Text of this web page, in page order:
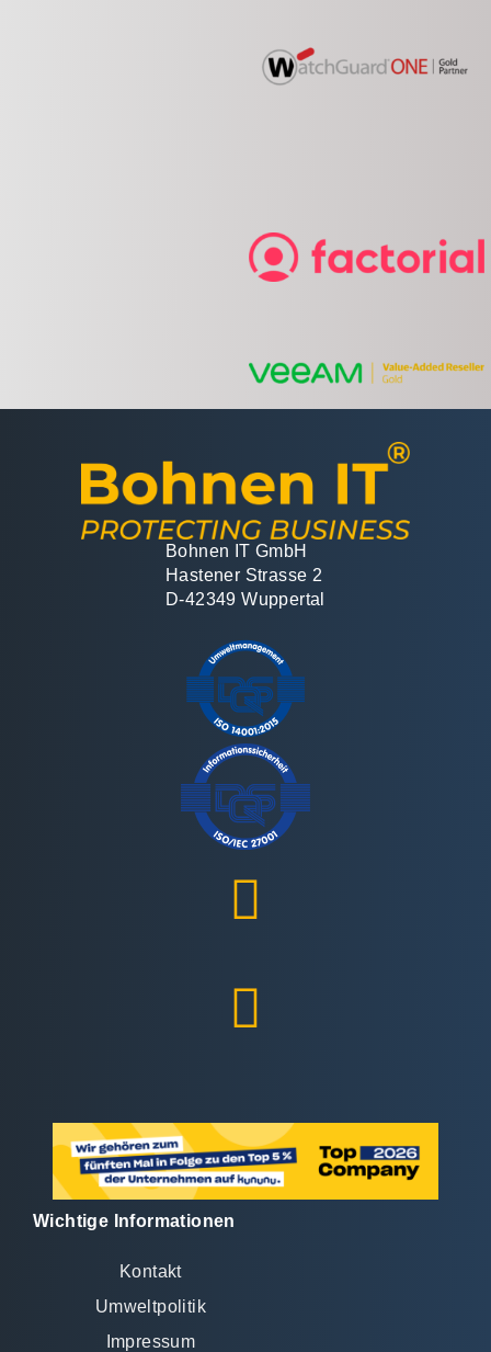
Bohnen IT GmbH
Hastener Strasse 2
D-42349 Wuppertal
Wichtige Informationen
Kontakt
Umweltpolitik
Impressum